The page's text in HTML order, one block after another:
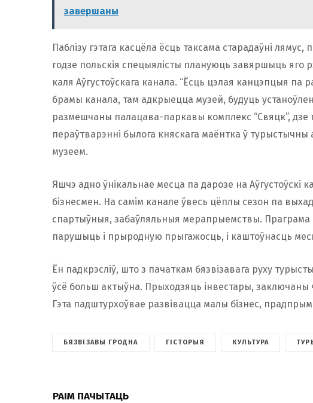
завершаны
Паблізу гэтага касцёла ёсць таксама старадаўні
годзе польскія спецыялісты плануюць завяршыць яго
каля Аўгустоўскага канала. “Ёсць цэлая канцэпцыя па
брамы канала, там адкрыецца музей, будуць
размешчаны палацава-паркавы комплекс “Свяцк”, дзе
пераўтварэнні былога княскага маёнтка ў турыстычны
музеем.
Яшчэ адно ўнікальнае месца па дарозе на Аўгустоўскі
бізнесмен. На самім канале ўвесь цёплы сезон па
спартыўныя, забаўляльныя мерапрыемствы. Праграма
парушыць і прыродную прыгажосць, і каштоўнасць
Ён падкрэсліў, што з пачаткам бязвізавага руху
ўсё больш актыўна. Прыходзяць інвестары, заключаны
Гэта падштурхоўвае развівацца малы бізнес,
БЯЗВІЗАВЫ ГРОДНА ГІСТОРЫЯ КУЛЬТУРА
РАІМ ПАЧЫТАЦЬ